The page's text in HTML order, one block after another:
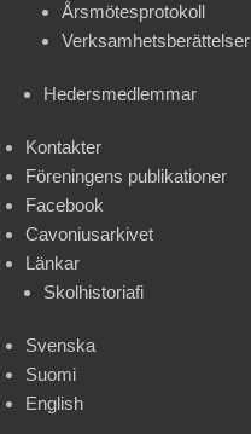
Årsmötesprotokoll
Verksamhetsberättelser
Hedersmedlemmar
Kontakter
Föreningens publikationer
Facebook
Cavoniusarkivet
Länkar
Skolhistoriafi
Svenska
Suomi
English